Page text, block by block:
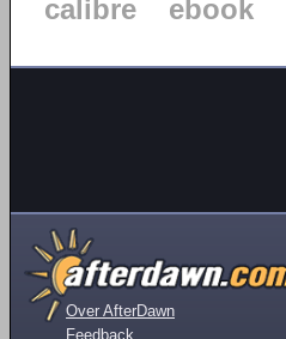
calibre
ebook
Over AfterDawn
Feedback